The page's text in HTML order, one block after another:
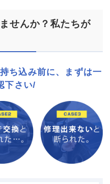
せんか？私たちが
ち込み前に、まずは一
下さい/